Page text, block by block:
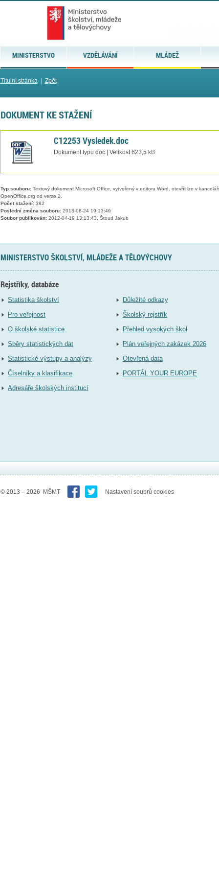
MINISTERSTVO VZDĚLÁVÁNÍ MLÁDEŽ
Titulní stránka| Zpět
DOKUMENT KE STAŽENÍ
C12253 Vysledek.doc
Dokument typu doc | Velikost 623,5 kB
Typ souboru:Textový dokument Microsoft Office, vytvořený v editoru Word, otevřít lze v
OpenOffice.org od verze 2.
Počet stažení:382
Poslední změna souboru:2013-08-24 19:13:46
Soubor publikován:2012-04-19 13:13:43, Štoud Jakub
MINISTERSTVO ŠKOLSTVÍ, MLÁDEŽE A TĚLOVÝCHOVY
Rejstříky, databáze
Statistika školství
Pro veřejnost
O školské statistice
Sběry statistických dat
Statistické výstupy a analýzy
Číselníky a klasifikace
Adresáře školských institucí
Důležité odkazy
Školský rejstřík
Přehled vysokých škol
Plán veřejných zakázek 2026
Otevřená data
PORTÁL YOUR EUROPE
© 2013 – 2026 MŠMT Nastavení soubrů cookies